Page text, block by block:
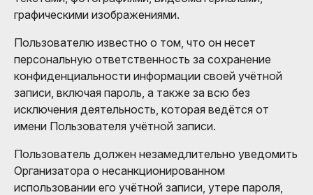
графическими изображениями.
Пользователю известно о том, что он несет
персональную ответственность за сохранение
конфиденциальности информации своей учётной
записи, включая пароль, а также за всю без
исключения деятельность, которая ведётся от
имени Пользователя учётной записи.
Пользователь должен незамедлительно уведомить
Организатора о несанкционированном
использовании его учётной записи, утере пароля,